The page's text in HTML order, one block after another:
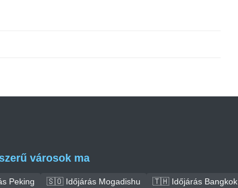
városok ma
Peking 🇸🇴 Időjárás Mogadishu 🇹🇭 Időjárás Bangkok